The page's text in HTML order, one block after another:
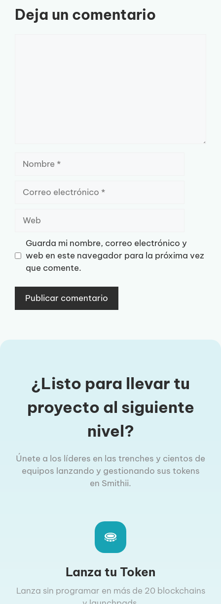
Deja un comentario
Nombre
electrónico
Guarda mi nombre, correo electrónico y
web en este navegador para la próxima vez
que comente.
¿Listo para llevar tu
proyecto al siguiente
nivel?
Únete a los líderes en las trenches y cientos de
equipos lanzando y gestionando sus tokens
en Smithii.
Lanza tu Token
Lanza sin programar en más de 20 blockchains